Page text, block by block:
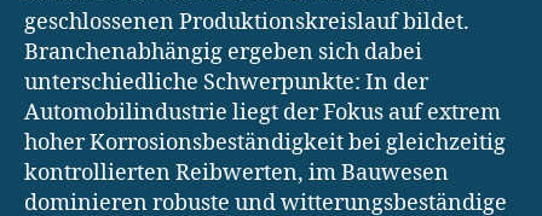
geschlossenen Produktionskreislauf bildet.
Branchenabhängig ergeben sich dabei
unterschiedliche Schwerpunkte: In der
Automobilindustrie liegt der Fokus auf extrem
hoher Korrosionsbeständigkeit bei gleichzeitig
kontrollierten Reibwerten, im Bauwesen
dominieren robuste und witterungsbeständige